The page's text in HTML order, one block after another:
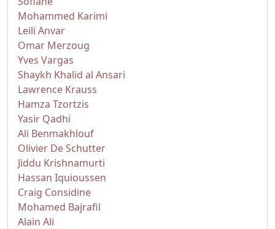
Mohammed Karimi
Leili Anvar
Omar Merzoug
Yves Vargas
Shaykh Khalid al Ansari
Lawrence Krauss
Hamza Tzortzis
Yasir Qadhi
Ali Benmakhlouf
Olivier De Schutter
Jiddu Krishnamurti
Hassan Iquioussen
Craig Considine
Mohamed Bajrafil
Alain Ali